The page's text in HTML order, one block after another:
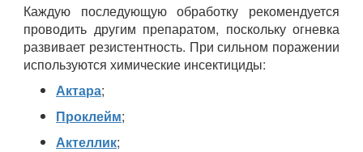
Каждую последующую обработку рекомендуется
проводить другим препаратом, поскольку огневка
развивает резистентность. При сильном поражении
используются химические инсектициды:
Актара;
Проклейм;
Актеллик;